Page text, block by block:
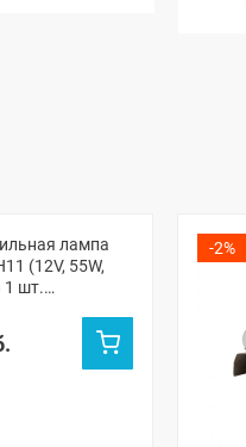
лампа
(12V, 55W,
1 шт.
-2%